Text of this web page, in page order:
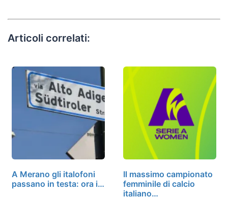
Articoli correlati:
A Merano gli italofoni
passano in testa: ora i…
Il massimo campionato
femminile di calcio
italiano…